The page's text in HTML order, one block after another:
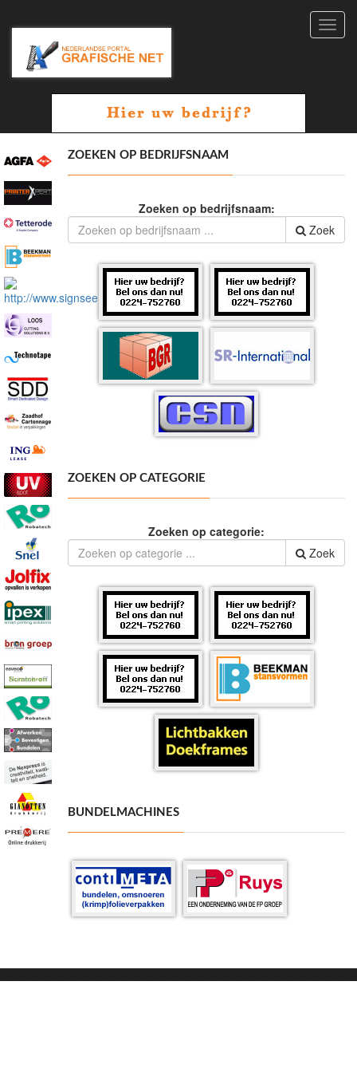
ZOEKEN OP BEDRIJFSNAAM
Zoeken op bedrijfsnaam:
Zoek
ZOEKEN OP CATEGORIE
Zoeken op categorie:
Zoek
BUNDELMACHINES